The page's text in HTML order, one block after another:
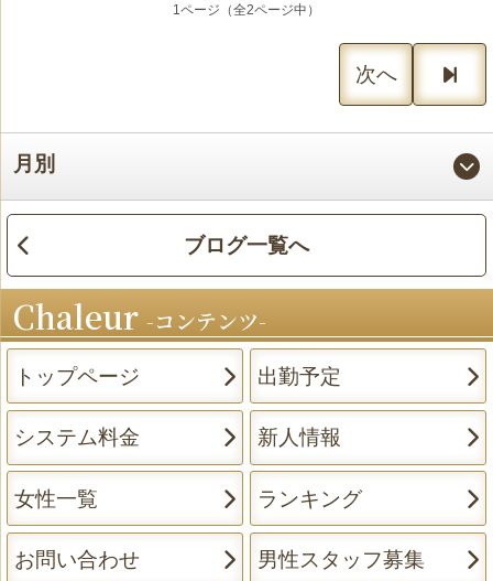
1ページ（全2ページ中）
次へ
月別
ブログ一覧へ
Chaleur コンテンツ
トップページ 出勤予定
システム料金 新人情報
女性一覧 ランキング
お問い合わせ 男性スタッフ募集